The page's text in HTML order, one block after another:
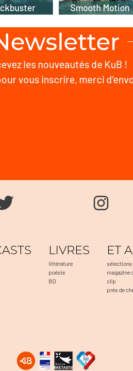
Smooth Motion
les nouveautés de KuB !
vous inscrire, merci
LIVRES
littérature
poésie
BD
ET
magazine
clip
près de